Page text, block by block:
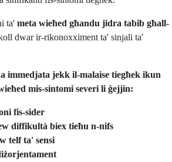
ta' meta wieħed għandu jidra tabib għall-
dwar ir-rikonoxximent ta' sinjali ta'
immedjata jekk il-malaise tiegħek ikun
mis-sintomi severi li ġejjin:
fis-sider
diffikultà biex tieħu n-nifs
telf ta' sensi